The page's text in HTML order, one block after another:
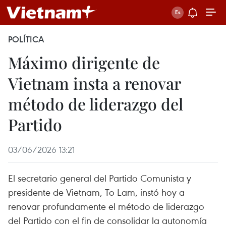
POLÍTICA
Máximo dirigente de
Vietnam insta a renovar
método de liderazgo del
Partido
03/06/2026 13:21
El secretario general del Partido Comunista y
presidente de Vietnam, To Lam, instó hoy a
renovar profundamente el método de liderazgo
del Partido con el fin de consolidar la autonomía